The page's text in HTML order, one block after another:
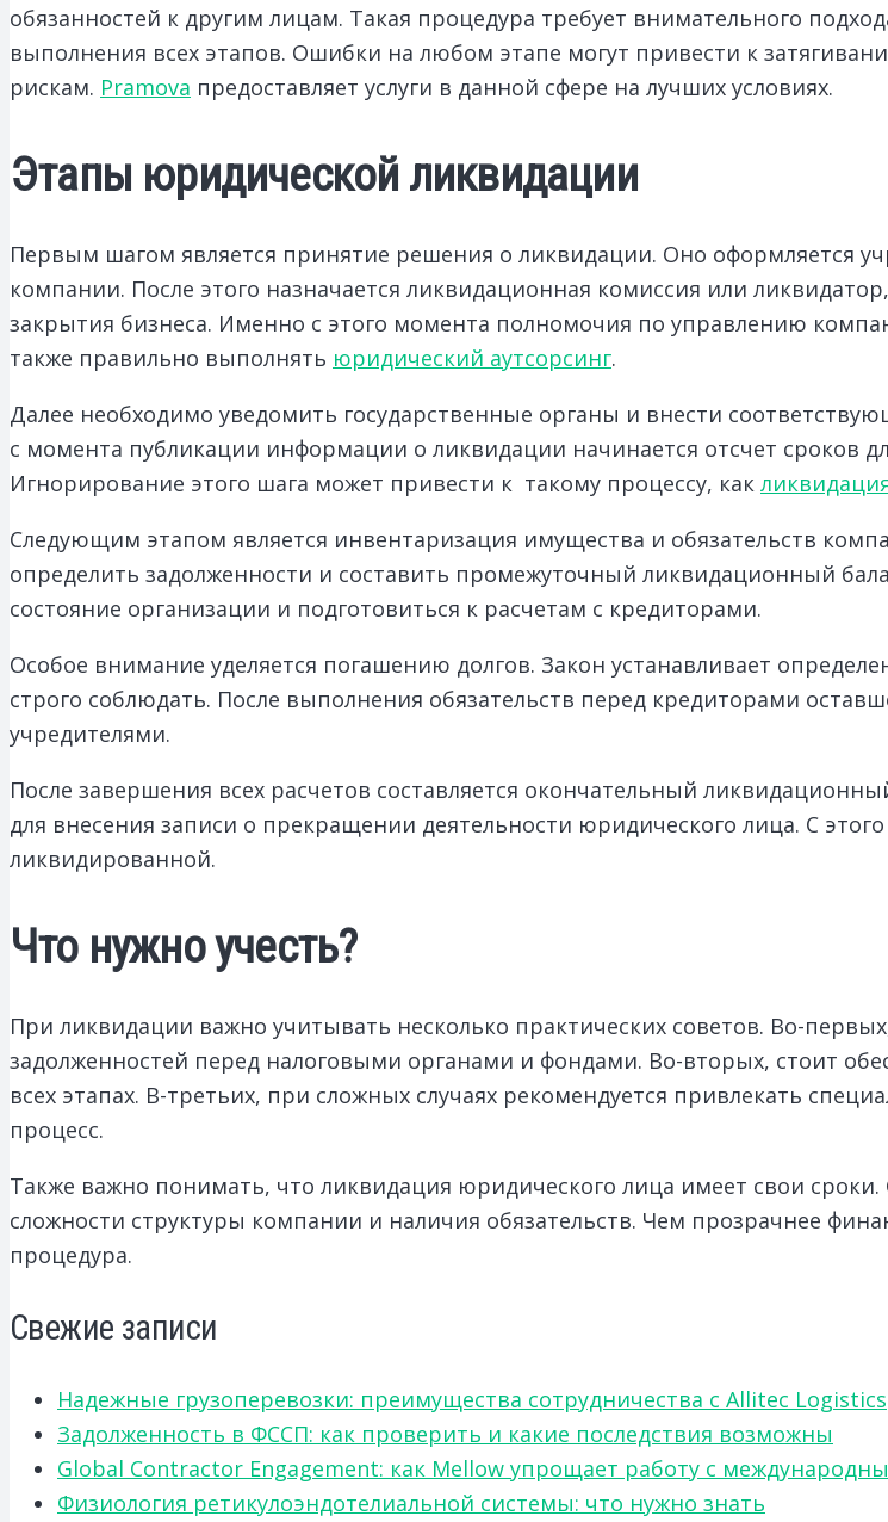
обязанностей к другим лицам. Такая процедура требует внимательного
выполнения всех этапов. Ошибки на любом этапе могут привести к
рискам. Pramova предоставляет услуги в данной сфере на лучших условиях.
Этапы юридической ликвидации
Первым шагом является принятие решения о ликвидации. Оно оформляется
компании. После этого назначается ликвидационная комиссия или
закрытия бизнеса. Именно с этого момента полномочия по управлению
также правильно выполнять юридический аутсорсинг.
Далее необходимо уведомить государственные органы и внести
с момента публикации информации о ликвидации начинается отсчет сроков
Игнорирование этого шага может привести к такому процессу, как
Следующим этапом является инвентаризация имущества и обязательств
определить задолженности и составить промежуточный ликвидационный
состояние организации и подготовиться к расчетам с кредиторами.
Особое внимание уделяется погашению долгов. Закон устанавливает
строго соблюдать. После выполнения обязательств перед кредиторами
учредителями.
После завершения всех расчетов составляется окончательный
для внесения записи о прекращении деятельности юридического лица. С
ликвидированной.
Что нужно учесть?
При ликвидации важно учитывать несколько практических советов. Во-
задолженностей перед налоговыми органами и фондами. Во-вторых, стоит
всех этапах. В-третьих, при сложных случаях рекомендуется привлекать
процесс.
Также важно понимать, что ликвидация юридического лица имеет свои
сложности структуры компании и наличия обязательств. Чем прозрачнее
процедура.
Свежие записи
Надежные грузоперевозки: преимущества сотрудничества с Allitec Logistics
Задолженность в ФССП: как проверить и какие последствия возможны
Global Contractor Engagement: как Mellow упрощает работу с
Физиология ретикулоэндотелиальной системы: что нужно знать